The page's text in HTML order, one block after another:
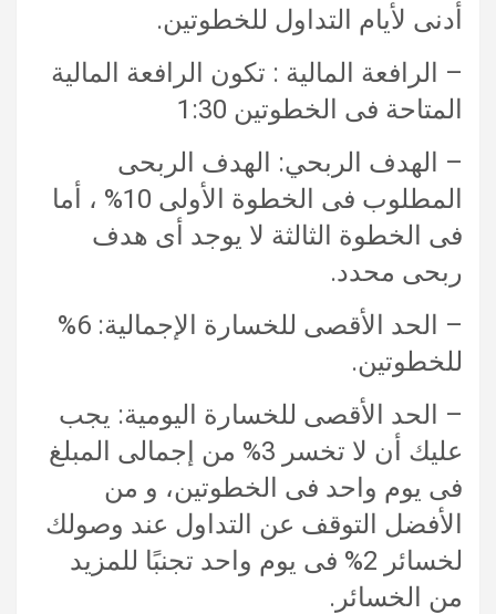
أدنى لأيام التداول للخطوتين.
– الرافعة المالية : تكون الرافعة المالية
المتاحة فى الخطوتين 1:30
– الهدف الربحي: الهدف الربحى
المطلوب فى الخطوة الأولى 10% ، أما
فى الخطوة الثالثة لا يوجد أى هدف
ربحى محدد.
– الحد الأقصى للخسارة الإجمالية: 6%
للخطوتين.
– الحد الأقصى للخسارة اليومية: يجب
عليك أن لا تخسر 3% من إجمالى المبلغ
فى يوم واحد فى الخطوتين، و من
الأفضل التوقف عن التداول عند وصولك
لخسائر 2% فى يوم واحد تجنبًا للمزيد
من الخسائر.